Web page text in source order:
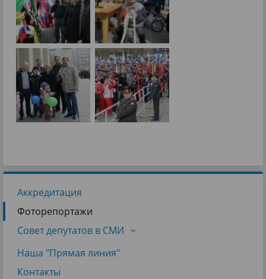
Аккредитация
Фоторепортажи
Совет депутатов в СМИ
Наша "Прямая линия"
Контакты